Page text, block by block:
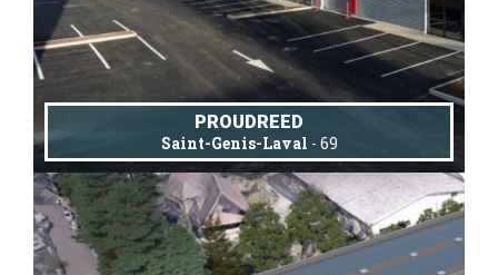
PROUDREED
Saint-Genis-Laval - 69